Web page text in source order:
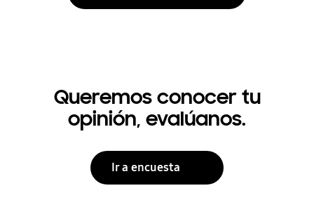
Queremos conocer tu
opinión, evalúanos.
Ir a encuesta